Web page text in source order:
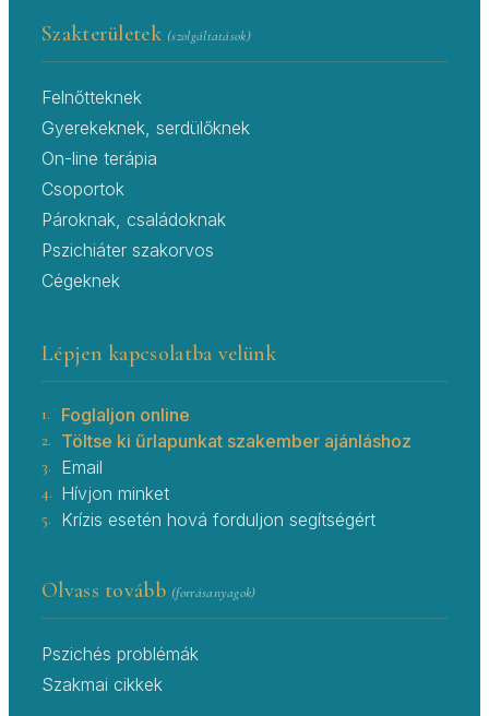
Szakterületek (szolgáltatások)
Felnőtteknek
Gyerekeknek, serdülőknek
On-line terápia
Csoportok
Pároknak, családoknak
Pszichiáter szakorvos
Cégeknek
Lépjen kapcsolatba velünk
1. Foglaljon online
2. Töltse ki űrlapunkat szakember ajánláshoz
3. Email
4. Hívjon minket
5. Krízis esetén hová forduljon segítségért
Olvass tovább (forrásanyagok)
Pszichés problémák
Szakmai cikkek